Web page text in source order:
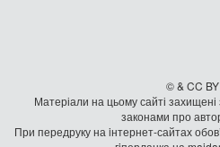
© & CC
Матеріали на цьому сайті
законами про
При передруку на iнтернет-сайтах